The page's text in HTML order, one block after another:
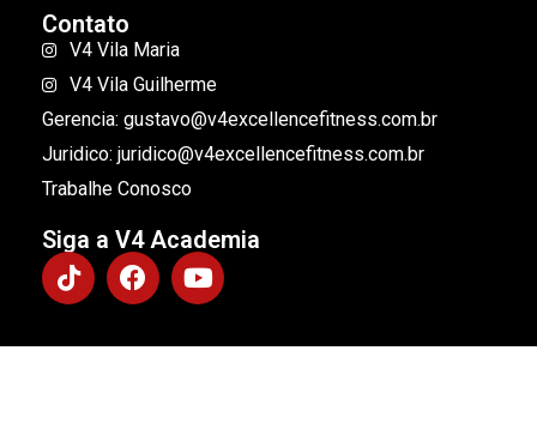
Contato
V4 Vila Maria
V4 Vila Guilherme
Gerencia: gustavo@v4excellencefitness.com.br
Juridico: juridico@v4excellencefitness.com.br
Trabalhe Conosco
Siga a V4 Academia